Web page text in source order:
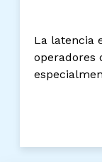
La latencia
operadores